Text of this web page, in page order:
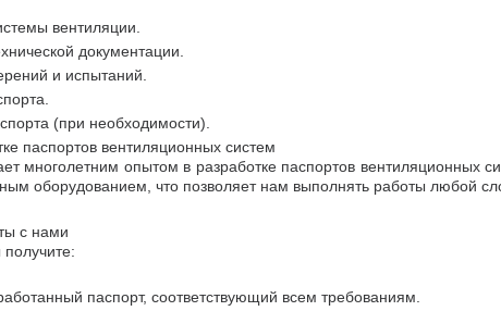
вентиляции.
документации.
и испытаний.
(при необходимости).
паспортов вентиляционных систем
многолетним опытом в разработке паспортов вентиляционных
оборудованием, что позволяет нам выполнять работы любой
с нами
паспорт, соответствующий всем требованиям.